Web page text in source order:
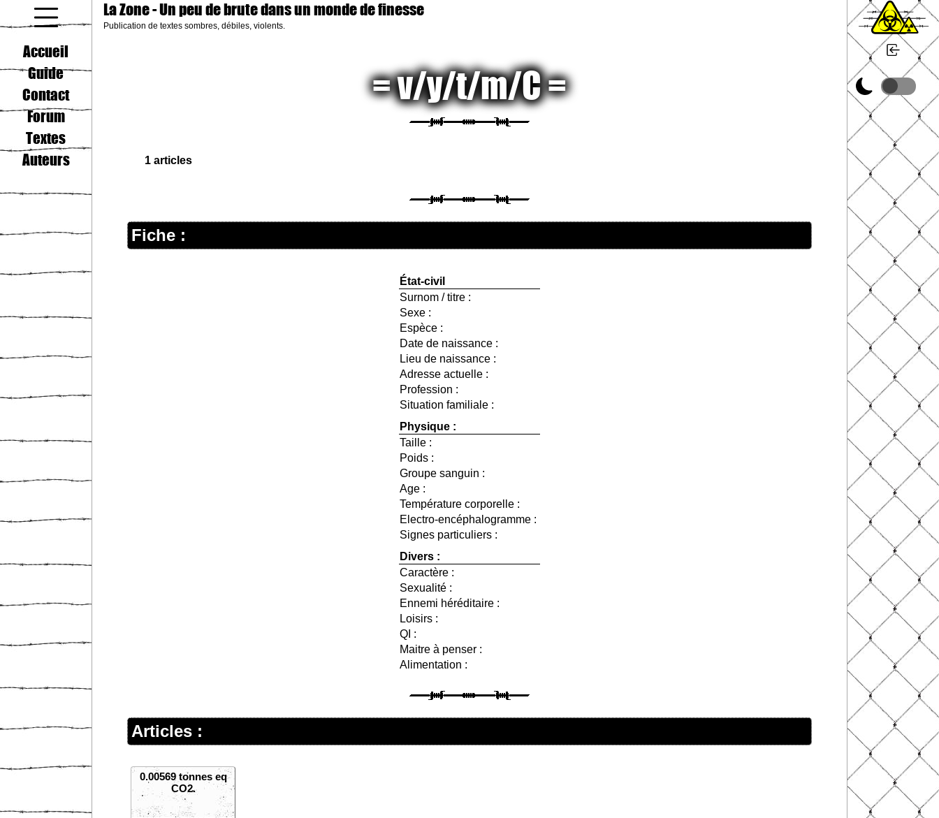
La Zone- Un peu de brute dans un monde de finesse
Publication de textes sombres, débiles, violents.
Accueil
Guide
Contact
Forum
Textes
Auteurs
v/y/t/m/C
1 articles
Fiche :
État-civil
Surnom / titre :
Sexe :
Espèce :
Date de naissance :
Lieu de naissance :
Adresse actuelle :
Profession :
Situation familiale :
Physique :
Taille :
Poids :
Groupe sanguin :
Age :
Température corporelle :
Electro-encéphalogramme :
Signes particuliers :
Divers :
Caractère :
Sexualité :
Ennemi héréditaire :
Loisirs :
QI :
Maitre à penser :
Alimentation :
Articles :
0.00569 tonnes eq
CO2.